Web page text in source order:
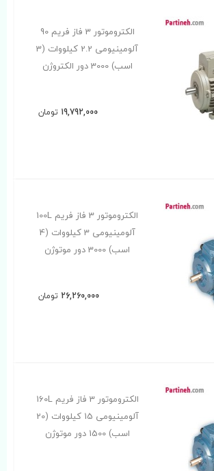
الکتروموتور 3 فاز فریم 90
آلومینیومی 2.2 کیلووات (3
اسب) 3000 دور الکتروژن
19,792,000 تومان
الکتروموتور 3 فاز فریم 100L
آلومینیومی 3 کیلووات (4
اسب) 3000 دور موتوژن
26,260,000 تومان
الکتروموتور 3 فاز فریم 160L
آلومینیومی 15 کیلووات (20
اسب) 1500 دور موتوژن